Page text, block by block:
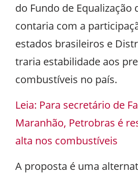
do Fundo de Equalização
contaria com a
estados brasileiros e
traria estabilidade aos
combustíveis no país.
Leia: Para secretário de
Maranhão, Petrobras é
alta nos combustíveis
A proposta é uma